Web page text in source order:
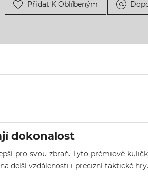
Přidat K Oblíbeným
dokonalost
pro svou zbraň. Tyto prémiové
delší vzdálenosti i precizní taktické hry.